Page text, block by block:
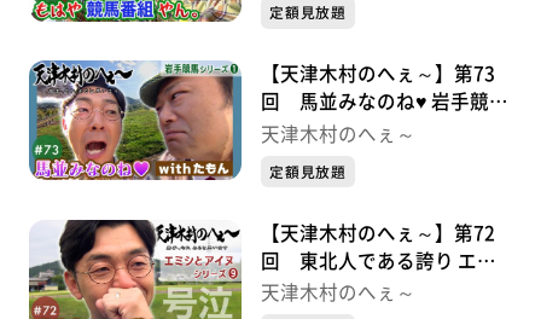
定額見放題
【天津木村のへぇ～】第73
回 馬並みなのね♥ 岩手競馬
シリーズ➀
天津木村のへぇ～
定額見放題
【天津木村のへぇ～】第72
回 東北人である誇り エミ
シとアイヌシリーズ⑨
天津木村のへぇ～